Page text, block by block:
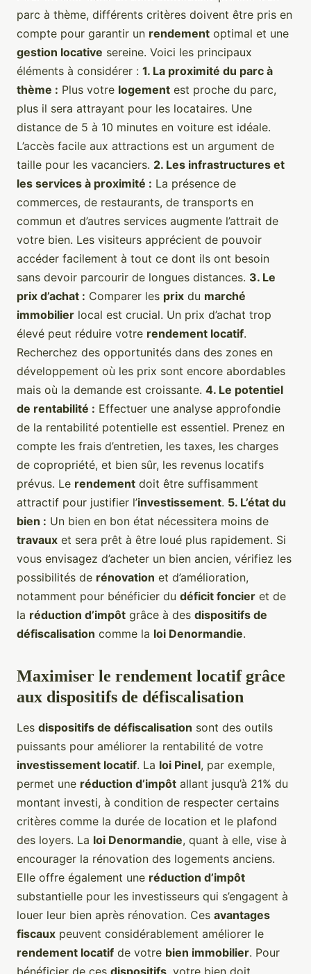
parc à thème, différents critères doivent être pris en
compte pour garantir un rendement optimal et une
gestion locative sereine. Voici les principaux
éléments à considérer : 1. La proximité du parc à
thème : Plus votre logement est proche du parc,
plus il sera attrayant pour les locataires. Une
distance de 5 à 10 minutes en voiture est idéale.
L’accès facile aux attractions est un argument de
taille pour les vacanciers. 2. Les infrastructures et
les services à proximité : La présence de
commerces, de restaurants, de transports en
commun et d’autres services augmente l’attrait de
votre bien. Les visiteurs apprécient de pouvoir
accéder facilement à tout ce dont ils ont besoin
sans devoir parcourir de longues distances. 3. Le
prix d’achat : Comparer les prix du marché
immobilier local est crucial. Un prix d’achat trop
élevé peut réduire votre rendement locatif.
Recherchez des opportunités dans des zones en
développement où les prix sont encore abordables
mais où la demande est croissante. 4. Le potentiel
de rentabilité : Effectuer une analyse approfondie
de la rentabilité potentielle est essentiel. Prenez en
compte les frais d’entretien, les taxes, les charges
de copropriété, et bien sûr, les revenus locatifs
prévus. Le rendement doit être suffisamment
attractif pour justifier l’investissement. 5. L’état du
bien : Un bien en bon état nécessitera moins de
travaux et sera prêt à être loué plus rapidement. Si
vous envisagez d’acheter un bien ancien, vérifiez les
possibilités de rénovation et d’amélioration,
notamment pour bénéficier du déficit foncier et de
la réduction d’impôt grâce à des dispositifs de
défiscalisation comme la loi Denormandie.
Maximiser le rendement locatif grâce
aux dispositifs de défiscalisation
Les dispositifs de défiscalisation sont des outils
puissants pour améliorer la rentabilité de votre
investissement locatif. La loi Pinel, par exemple,
permet une réduction d’impôt allant jusqu’à 21% du
montant investi, à condition de respecter certains
critères comme la durée de location et le plafond
des loyers. La loi Denormandie, quant à elle, vise à
encourager la rénovation des logements anciens.
Elle offre également une réduction d’impôt
substantielle pour les investisseurs qui s’engagent à
louer leur bien après rénovation. Ces avantages
fiscaux peuvent considérablement améliorer le
rendement locatif de votre bien immobilier. Pour